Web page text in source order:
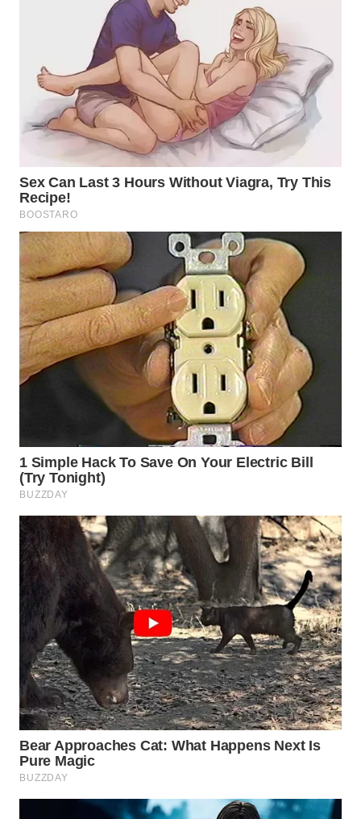
KUNINGAN
WN
MAJALENGKA
WN
SUBANG
WN
SUKABUMI
WN
PURWAKARTA
WN
PRIANGAN
SEMARANG
WN
SOLO
WN
BOROBUDUR
WN
MADURA
WN
SURABAYA
WN
NATUNA
WN